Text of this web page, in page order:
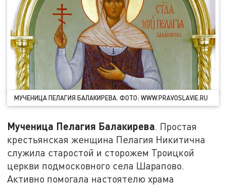
МУЧЕНИЦА ПЕЛАГИЯ БАЛАКИРЕВА. ФОТО: WWW.PRAVOSLAVIE.RU
Мученица Пелагия Балакирева. Простая
крестьянская женщина Пелагия Никитична
служила старостой и сторожем Троицкой
церкви подмосковного села Шарапово.
Активно помогала настоятелю храма